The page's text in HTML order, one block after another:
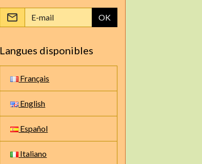
OK
Langues disponibles
Français
English
Español
Italiano